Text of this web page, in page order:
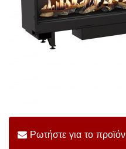
Ρωτήστε για το προϊόν